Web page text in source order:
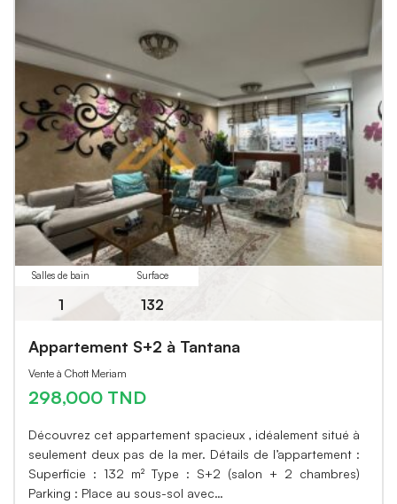
Salles de bain
1
Surface
132
Appartement S+2 à Tantana
Vente à Chott Meriam
298,000 TND
Découvrez cet appartement spacieux , idéalement situé à
seulement deux pas de la mer. Détails de l’appartement :
Superficie : 132 m² Type : S+2 (salon + 2 chambres)
Parking : Place au sous-sol avec…